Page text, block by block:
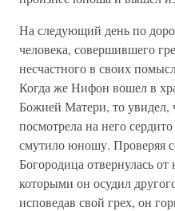
На следующий день по
человека, совершившего
несчастного в своих
Когда же Нифон вошел в
Божией Матери, то увидел,
посмотрела на него
смутило юношу. Проверяя
Богородица отвернулась
которыми он осудил
исповедав свой грех, он